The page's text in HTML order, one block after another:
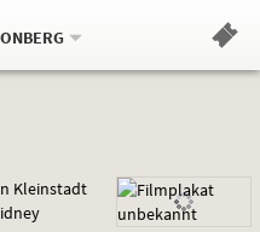
.
Kleinstadt